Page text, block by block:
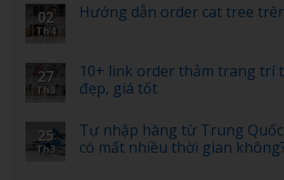
02
Th4
Hướng dẫn order cat tree
27
Th3
10+ link order thảm trang trí
đẹp, giá tốt
25
Th3
Tự nhập hàng từ Trung
có mất nhiều thời gian